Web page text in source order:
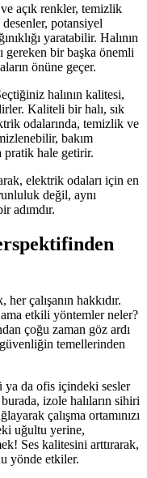
açık renkler, temizlik
desenler, potansiyel
yaratabilir. Halının
gereken bir başka önemli
önüne geçer.
halının kalitesi,
Kaliteli bir halı, sık
odalarında, temizlik ve
bakım
pratik hale getirir.
elektrik odaları için en
değil, aynı
adımdır.
çalışanın hakkıdır.
etkili yöntemler neler?
çoğu zaman göz ardı
temellerinden
da ofis içindeki sesler
izole halıların sihiri
çalışma ortamınızı
uğultu yerine,
Ses kalitesini arttırarak,
yönde etkiler.